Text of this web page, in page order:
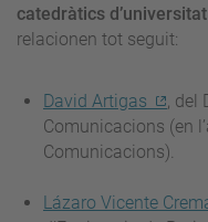
catedràtics d’universitat
relacionen tot seguit:
David Artigas
,
Comunicacions (en
Comunicacions).
Lázaro Vicente